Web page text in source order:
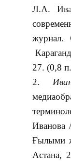
Л.А.
журнал.
27. (0,8
Ғылыми